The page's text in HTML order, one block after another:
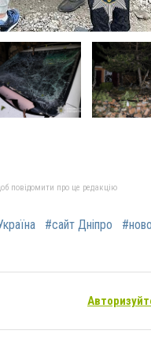
повідомити про це редакцію
#сайт Дніпро